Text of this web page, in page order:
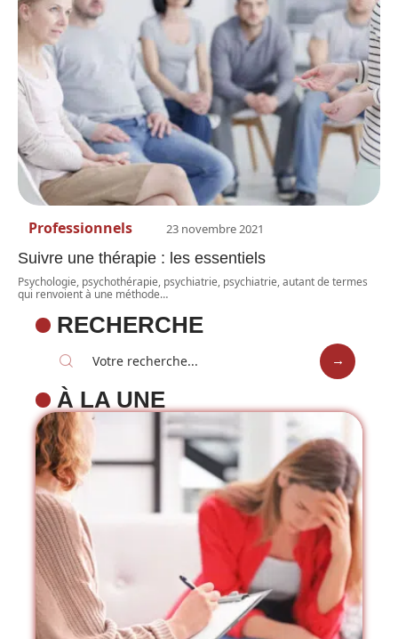
Professionnels 23 novembre 2021
Suivre une thérapie : les essentiels
Psychologie, psychothérapie, psychiatrie, psychiatrie, autant de termes
qui renvoient à une méthode…
RECHERCHE
À LA UNE